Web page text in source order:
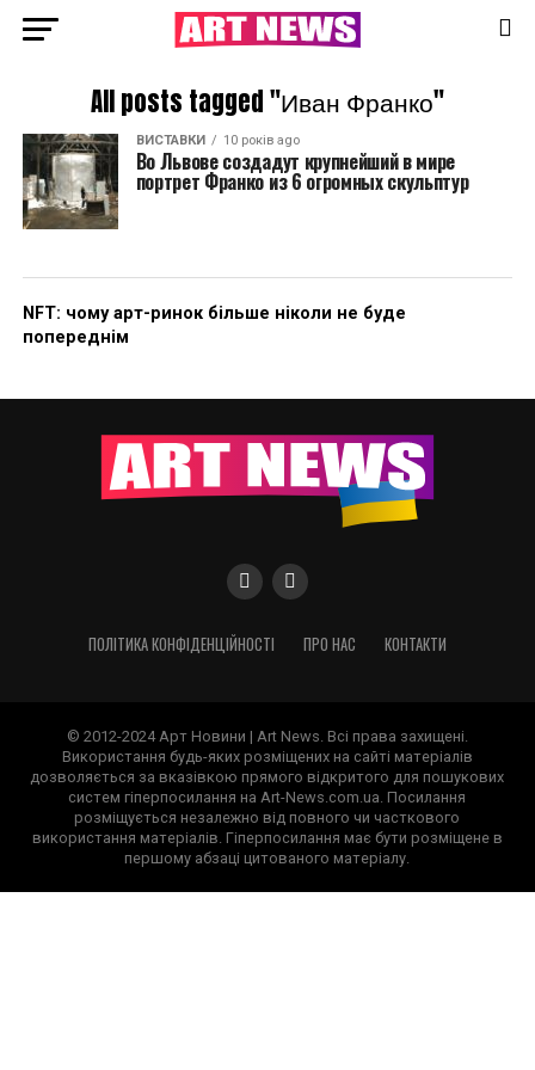
All posts tagged "Иван Франко"
ВИСТАВКИ 10 років ago
Во Львове создадут крупнейший в мире
портрет Франко из 6 огромных скульптур
NFT: чому арт-ринок більше ніколи не буде
попереднім
ПОЛІТИКА КОНФІДЕНЦІЙНОСТІ ПРО НАС КОНТАКТИ
© 2012-2024 Арт Новини | Art News. Всі права захищені.
Використання будь-яких розміщених на сайті матеріалів
дозволяється за вказівкою прямого відкритого для пошукових
систем гіперпосилання на Art-News.com.ua. Посилання
розміщується незалежно від повного чи часткового
використання матеріалів. Гіперпосилання має бути розміщене в
першому абзаці цитованого матеріалу.